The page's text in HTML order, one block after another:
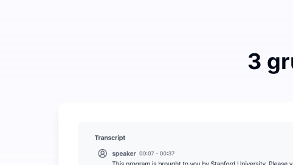
3
UniScribe tilbyr 120 minutter med gratis
Flere AI-funksjoner tilgjengelig utover lyd-til-tekst
Generer automatisk sammendrag, tankekart og